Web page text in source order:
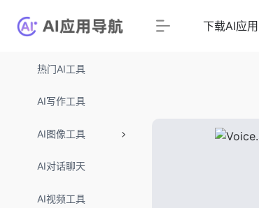
热门AI工具
AI写作工具
AI图像工具
AI对话聊天
AI视频工具
下载AI应用